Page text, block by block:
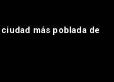
más poblada de